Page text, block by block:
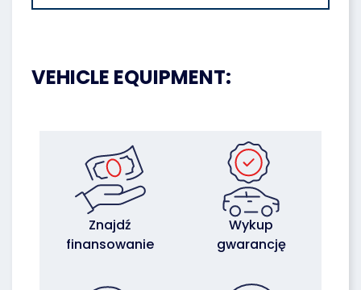
VEHICLE EQUIPMENT:
Znajdź
finansowanie
Wykup
gwarancję